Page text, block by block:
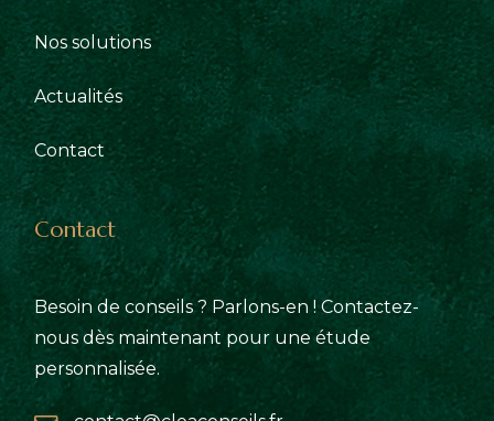
Nos solutions
Actualités
Contact
Contact
Besoin de conseils ? Parlons-en ! Contactez-
nous dès maintenant pour une étude
personnalisée.